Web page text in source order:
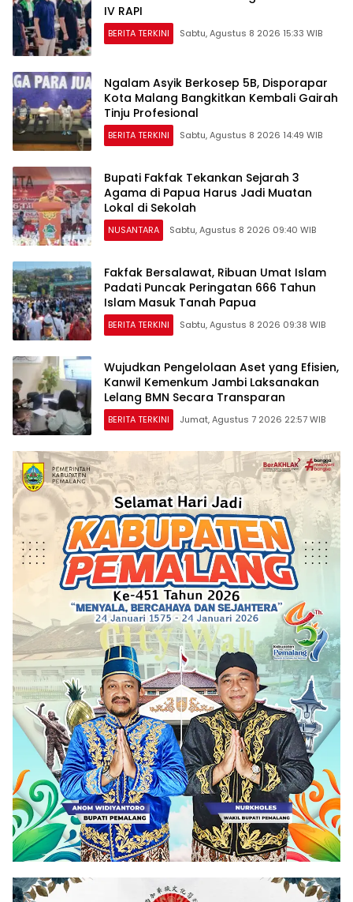
IV RAPI
BERITA TERKINI Sabtu, Agustus 8 2026 15:33 WIB
Ngalam Asyik Berkosep 5B, Disporapar
Kota Malang Bangkitkan Kembali Gairah
Tinju Profesional
BERITA TERKINI Sabtu, Agustus 8 2026 14:49 WIB
Bupati Fakfak Tekankan Sejarah 3
Agama di Papua Harus Jadi Muatan
Lokal di Sekolah
NUSANTARA Sabtu, Agustus 8 2026 09:40 WIB
Fakfak Bersalawat, Ribuan Umat Islam
Padati Puncak Peringatan 666 Tahun
Islam Masuk Tanah Papua
BERITA TERKINI Sabtu, Agustus 8 2026 09:38 WIB
Wujudkan Pengelolaan Aset yang Efisien,
Kanwil Kemenkum Jambi Laksanakan
Lelang BMN Secara Transparan
BERITA TERKINI Jumat, Agustus 7 2026 22:57 WIB